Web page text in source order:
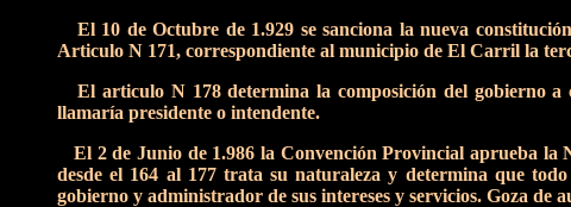
El 10 de Octubre de 1.929 se sanciona la nueva
Articulo N 171, correspondiente al municipio de El Carril la
El articulo N 178 determina la composición del gobierno a
llamaría presidente o intendente.
El 2 de Junio de 1.986 la Convención Provincial aprueba la
desde el 164 al 177 trata su naturaleza y determina que
gobierno y administrador de sus intereses y servicios. Goza